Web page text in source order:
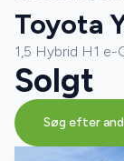
Toyota
1,5 Hybrid H1 e-
Solgt
Søg efter